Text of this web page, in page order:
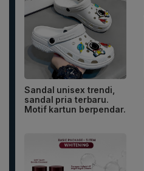
Sandal unisex trendi,
sandal pria terbaru.
Motif kartun berpendar.